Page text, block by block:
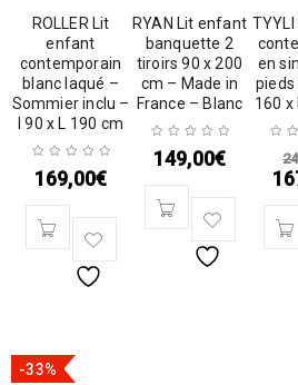
ROLLER Lit
enfant
contemporain
blanc laqué –
Sommier inclu –
l 90 x L 190 cm
169,00€
RYAN Lit enfant
banquette 2
tiroirs 90 x 200
cm – Made in
France – Blanc
149,00€
en
pieds
160 x
-33%